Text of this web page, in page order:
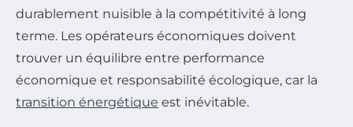
durablement nuisible à la compétitivité à long
terme. Les opérateurs économiques doivent
trouver un équilibre entre performance
économique et responsabilité écologique, car la
transition énergétique est inévitable.